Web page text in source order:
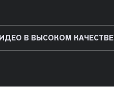
В ВЫСОКОМ КАЧЕСТВЕ